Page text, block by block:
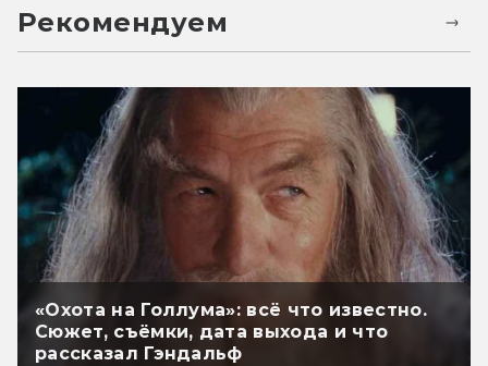
Рекомендуем
«Охота на Голлума»: всё что известно.
Сюжет, съёмки, дата выхода и что
рассказал Гэндальф